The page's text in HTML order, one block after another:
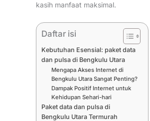
kasih manfaat maksimal.
Daftar isi
Kebutuhan Esensial: paket data
dan pulsa di Bengkulu Utara
Mengapa Akses Internet di
Bengkulu Utara Sangat Penting?
Dampak Positif Internet untuk
Kehidupan Sehari-hari
Paket data dan pulsa di
Bengkulu Utara Termurah